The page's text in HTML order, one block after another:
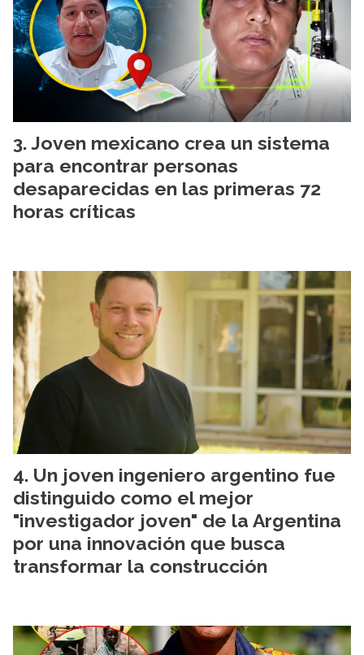
Joven mexicano crea un sistema
para encontrar personas
desaparecidas en las primeras 72
horas críticas
Un joven ingeniero argentino fue
distinguido como el mejor
"investigador joven" de la Argentina
por una innovación que busca
transformar la construcción